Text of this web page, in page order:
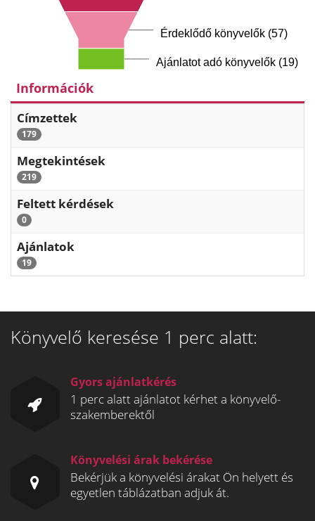
Érdeklődő könyvelők (57)
Ajánlatot adó könyvelők (19)
Információk
Címzettek
179
Megtekintések
219
Feltett kérdések
0
Ajánlatok
19
Könyvelő keresése 1 perc alatt:
Gyors ajánlatkérés
1 perc alatt ajánlatot kérhet a könyvelő-
szakemberektől
Könyvelési árak bekérése
Bekérjük a könyvelési árakat Ön helyett és
egyetlen táblázatban adjuk át.